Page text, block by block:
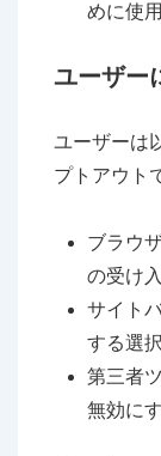
めに使
ユーザー
ユーザーは
プトアウト
ブラウ
の受け
サイト
する選
第三者
無効に